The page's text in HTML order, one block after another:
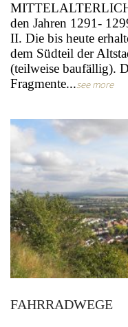
den Jahren 1291-
II. Die bis heute
dem Südteil der
(teilweise baufällig).
Fragmente...see more
FAHRRADWEGE